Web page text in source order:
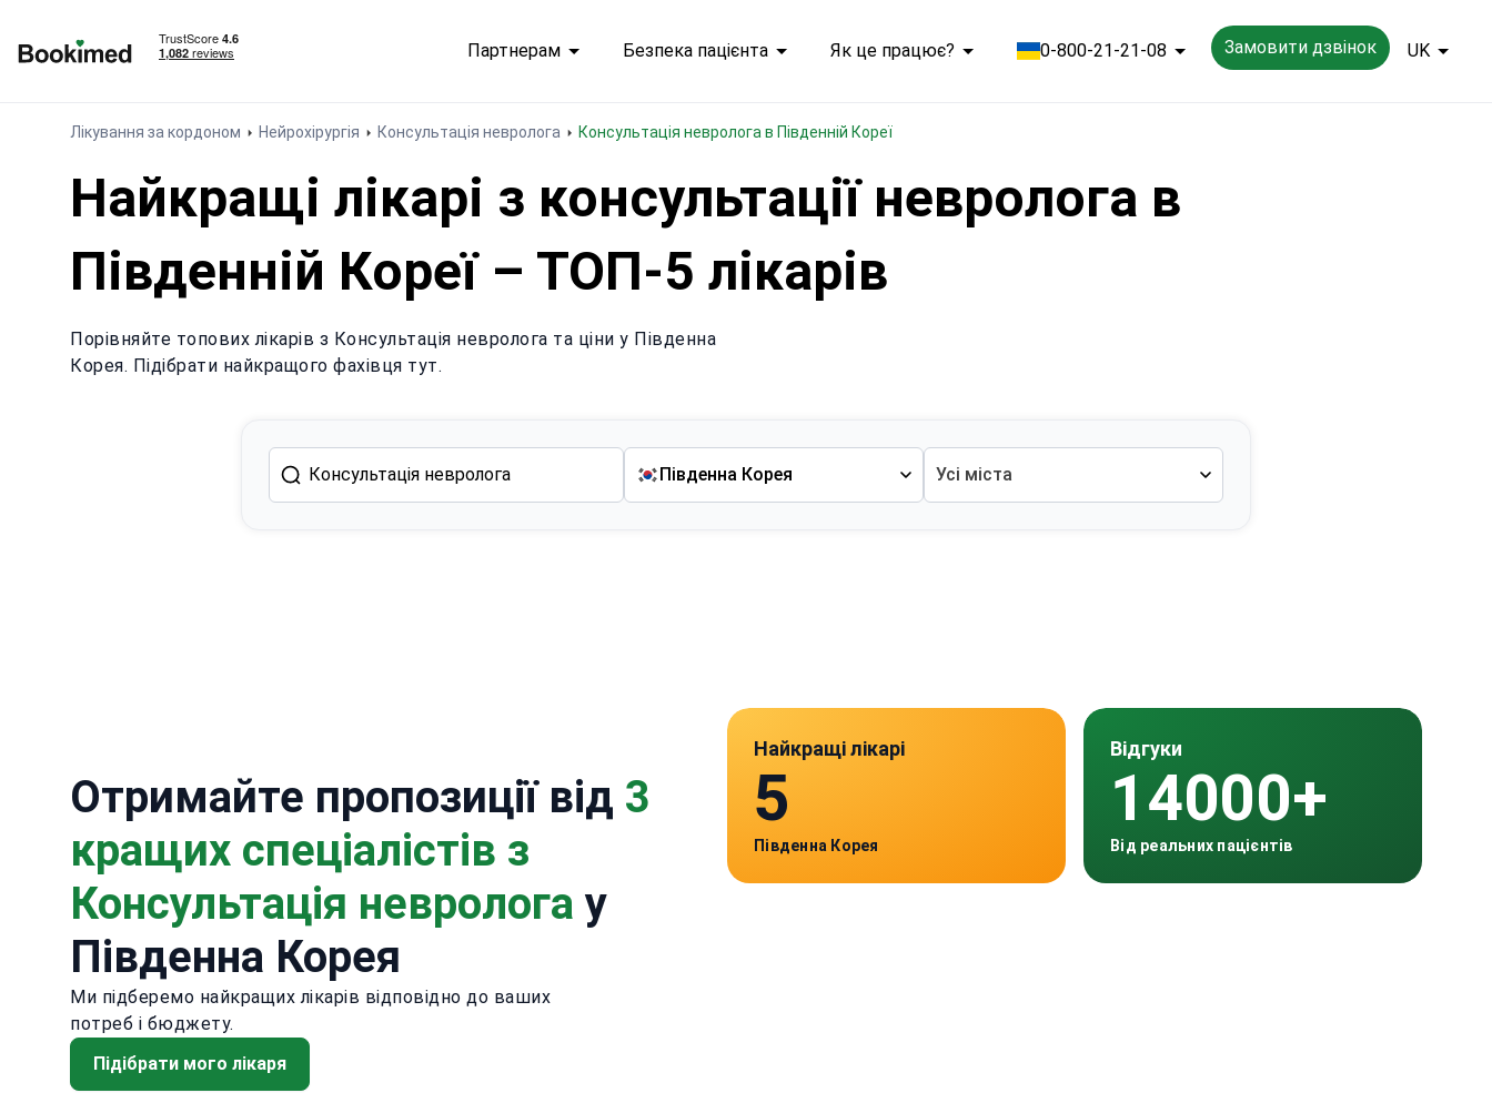
Партнерам Безпека пацієнта Як це працює? 0-800-21-21-08 Замовити дзвінок UK
Лікування за кордоном Нейрохірургія Консультація невролога Консультація невролога в Південній Кореї
Найкращі лікарі з консультації невролога в
Південній Кореї – ТОП-5 лікарів
Порівняйте топових лікарів з Консультація невролога та ціни у Південна
Корея. Підібрати найкращого фахівця тут.
Південна Корея Усі міста
Отримайте пропозиції від 3
кращих спеціалістів з
Консультація невролога у
Південна Корея
Ми підберемо найкращих лікарів відповідно до ваших
потреб і бюджету.
Підібрати мого лікаря
Найкращі лікарі
5
Південна Корея
Відгуки
14000+
Від реальних пацієнтів